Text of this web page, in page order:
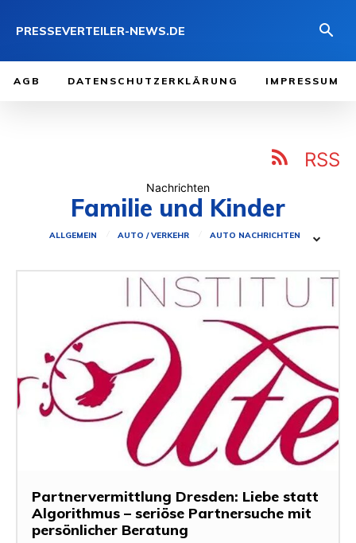
PRESSEVERTEILER-NEWS.DE
AGB DATENSCHUTZERKLÄRUNG IMPRESSUM
RSS
Nachrichten
Familie und Kinder
ALLGEMEIN AUTO / VERKEHR AUTO NACHRICHTEN
Partnervermittlung Dresden: Liebe statt
Algorithmus – seriöse Partnersuche mit
persönlicher Beratung